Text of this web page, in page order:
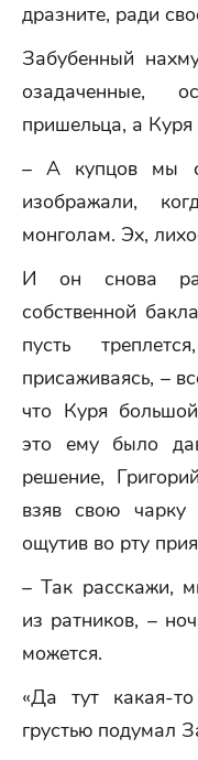
дразните, ради
Забубенный
озадаченные,
пришельца, а
– А купцов мы с
изображали,
монголам. Эх,
И он снова
собственной
пусть
присаживаясь, –
что Куря
это ему было
решение,
взяв свою чарку
ощутив во рту
– Так расскажи,
из ратников, –
можется.
«Да тут какая-
грустью подумал